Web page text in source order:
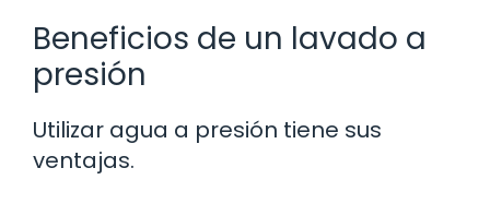
Beneficios de un lavado a
presión
Utilizar agua a presión tiene sus
ventajas.